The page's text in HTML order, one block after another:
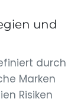
und
durch
Marken
Risiken